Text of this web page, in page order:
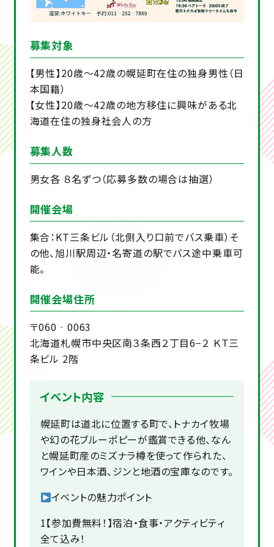
募集対象
【男性】20歳～42歳の幌延町在住の独身男性（日
本国籍）
【女性】20歳～42歳の地方移住に興味がある北
海道在住の独身社会人の方
募集人数
男女各 ８名ずつ（応募多数の場合は抽選）
開催会場
集合：KT三条ビル（北側入り口前でバス乗車）そ
の他、旭川駅周辺・名寄道の駅でバス途中乗車可
能。
開催会場住所
〒060‐0063
北海道札幌市中央区南３条西２丁目6−２ ＫＴ三
条ビル 2階
イベント内容
幌延町は道北に位置する町で、トナカイ牧場
や幻の花ブルーポピーが鑑賞できる他、なん
と幌延町産のミズナラ樽を使って作られた、
ワインや日本酒、ジンと地酒の宝庫なのです。
イベントの魅力ポイント
1【参加費無料！】宿泊・食事・アクティビティ
全て込み！